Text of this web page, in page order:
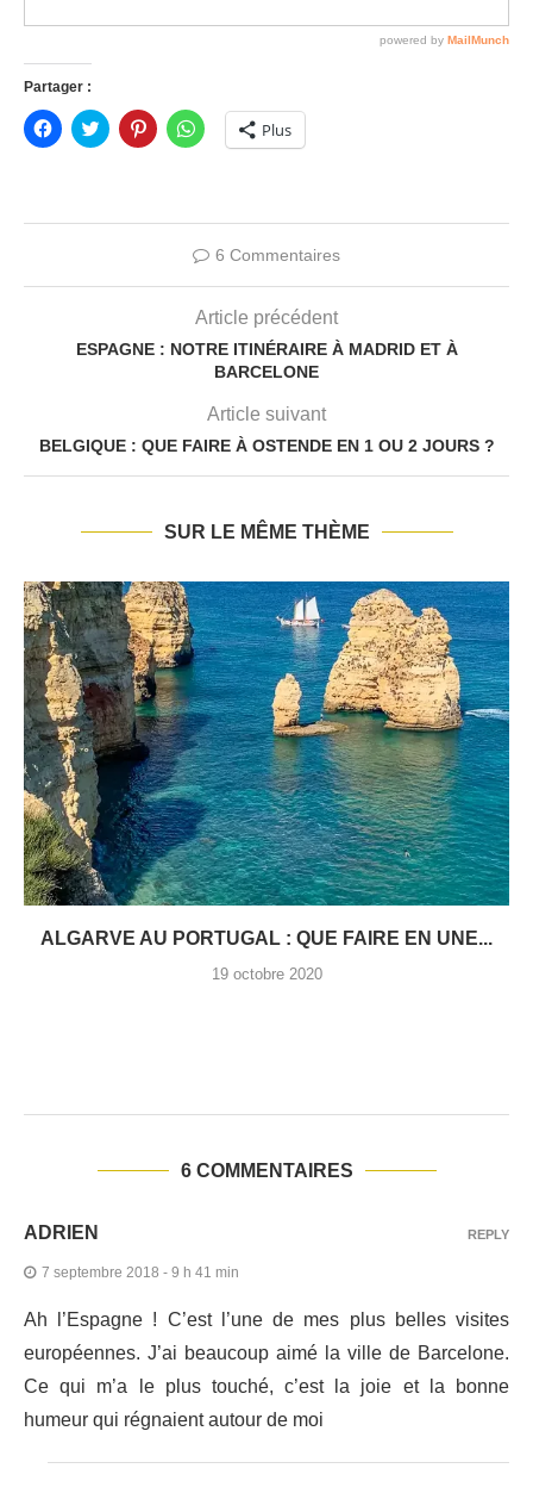
Partager :
Cliquez
pour
une
Click
to
une
Cliquez
pour
une
fenêtre)
Cliquez
pour
partager
une
fenêtre)
Plus
6 Commentaires
Article précédent
ESPAGNE : NOTRE ITINÉRAIRE À MADRID ET À
BARCELONE
Article suivant
BELGIQUE : QUE FAIRE À OSTENDE EN 1 OU 2 JOURS ?
SUR LE MÊME THÈME
ALGARVE AU PORTUGAL : QUE FAIRE EN UNE...
19 octobre 2020
6 COMMENTAIRES
ADRIEN
7 septembre 2018 - 9 h 41 min
Ah l’Espagne ! C’est l’une de mes plus belles visites
européennes. J’ai beaucoup aimé la ville de Barcelone.
Ce qui m’a le plus touché, c’est la joie et la bonne
humeur qui régnaient autour de moi
REPLY